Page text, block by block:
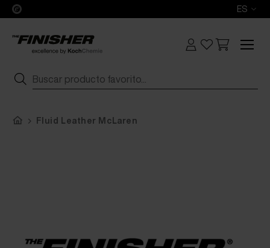
ES
Fluid Leather McLaren